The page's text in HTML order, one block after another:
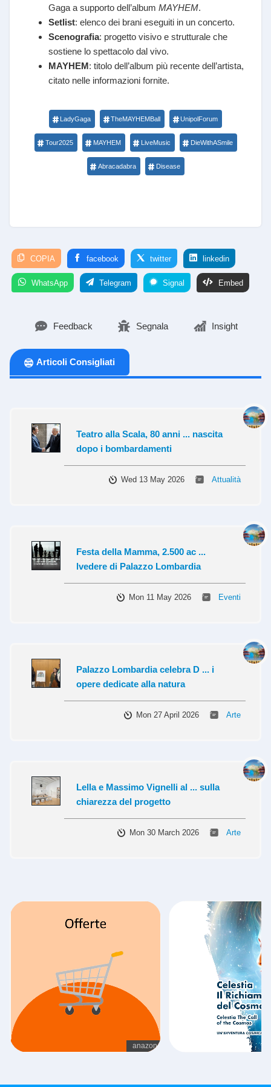
Gaga a supporto dell’album MAYHEM.
Setlist: elenco dei brani eseguiti in un concerto.
Scenografia: progetto visivo e strutturale che
sostiene lo spettacolo dal vivo.
MAYHEM: titolo dell’album più recente dell’artista,
citato nelle informazioni fornite.
LadyGaga TheMAYHEMBall UnipolForum
Tour2025 MAYHEM LiveMusic DieWithASmile
Abracadabra Disease
COPIA facebook twitter linkedin
WhatsApp Telegram Signal Embed
Feedback Segnala Insight
Articoli Consigliati
Teatro alla Scala, 80 anni ... nascita
dopo i bombardamenti
Wed 13 May 2026 Attualità
Festa della Mamma, 2.500 ac ...
lvedere di Palazzo Lombardia
Mon 11 May 2026 Eventi
Palazzo Lombardia celebra D ... i
opere dedicate alla natura
Mon 27 April 2026 Arte
Lella e Massimo Vignelli al ... sulla
chiarezza del progetto
Mon 30 March 2026 Arte